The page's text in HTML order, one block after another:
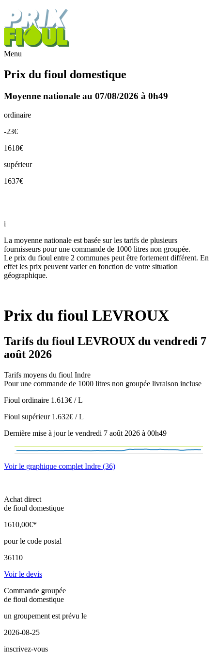
Menu
Prix du fioul domestique
Moyenne nationale au 07/08/2026 à 0h49
ordinaire
-23€
1618€
supérieur
1637€
i
La moyenne nationale est basée sur les tarifs de plusieurs
fournisseurs pour une commande de 1000 litres non groupée.
Le prix du fioul entre 2 communes peut être fortement différent. En
effet les prix peuvent varier en fonction de votre situation
géographique.
Prix du fioul LEVROUX
Tarifs du fioul LEVROUX du vendredi 7
août 2026
Tarifs moyens du fioul Indre
Pour une commande de 1000 litres non groupée livraison incluse
Fioul ordinaire 1.613€ / L
Fioul supérieur 1.632€ / L
Dernière mise à jour le vendredi 7 août 2026 à 00h49
Voir le graphique complet Indre (36)
Achat direct
de fioul domestique
1610,00€*
pour le code postal
36110
Voir le devis
Commande groupée
de fioul domestique
un groupement est prévu le
2026-08-25
inscrivez-vous